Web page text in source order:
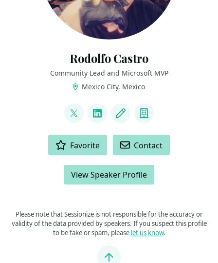
Rodolfo Castro
Community Lead and Microsoft MVP
Mexico City, Mexico
@steampunkcloud
LinkedInBlog Company
Favorite Contact
View Speaker Profile
Please note that Sessionize is not responsible for the accuracy or
validity of the data provided by speakers. If you suspect this profile
to be fake or spam, please let us know.